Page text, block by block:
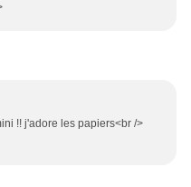
!! j'adore les papiers<br />